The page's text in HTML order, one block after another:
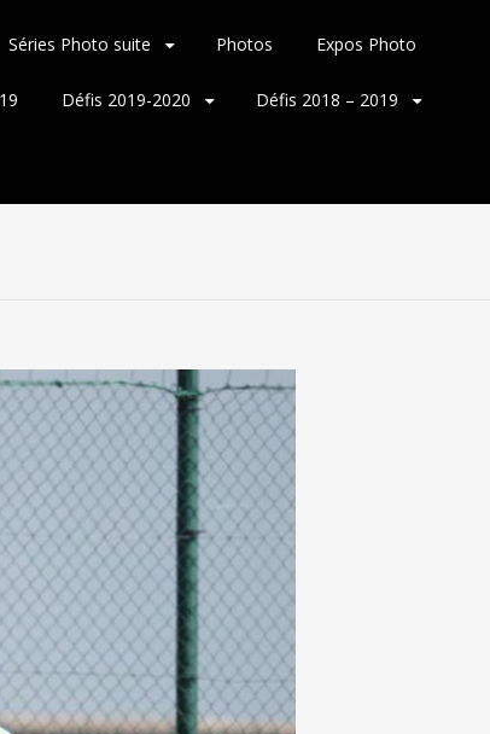
Séries Photo suite Photos Expos Photo
Défis 2019-2020 Défis 2018 – 2019